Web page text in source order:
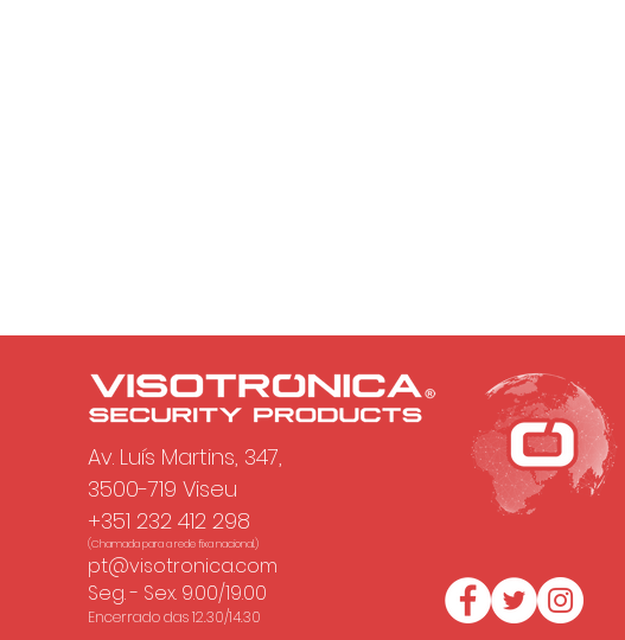
Av. Luís Martins, 347,
3500-719 Viseu
+351 232 412 298
(Chamada para a rede fixa nacional.)
pt@visotronica.com
Seg. - Sex. 9.00/19.00
Encerrado das 12.30/14.30